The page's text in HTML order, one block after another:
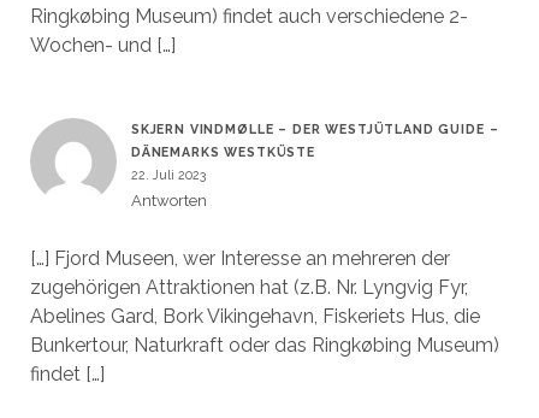
Ringkøbing Museum) findet auch verschiedene 2-
Wochen- und […]
SKJERN VINDMØLLE – DER WESTJÜTLAND GUIDE –
DÄNEMARKS WESTKÜSTE
22. Juli 2023
Antworten
[…] Fjord Museen, wer Interesse an mehreren der
zugehörigen Attraktionen hat (z.B. Nr. Lyngvig Fyr,
Abelines Gard, Bork Vikingehavn, Fiskeriets Hus, die
Bunkertour, Naturkraft oder das Ringkøbing Museum)
findet […]